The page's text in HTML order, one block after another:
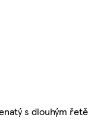
s dlouhým